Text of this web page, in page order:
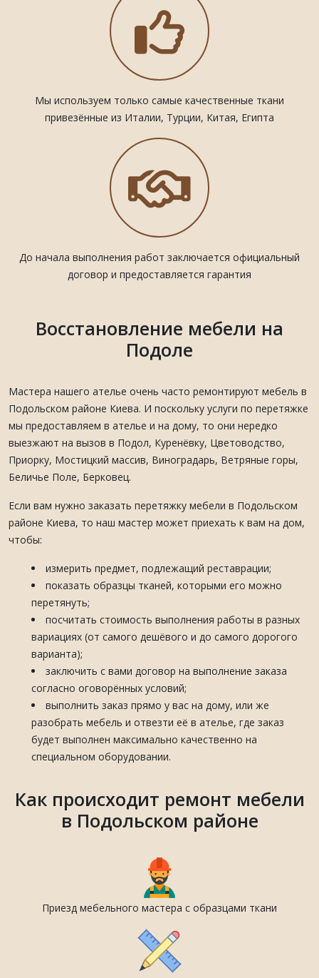
Мы используем только самые качественные ткани
привезённые из Италии, Турции, Китая, Египта
До начала выполнения работ заключается официальный
договор и предоставляется гарантия
Восстановление мебели на
Подоле
Мастера нашего ателье очень часто ремонтируют мебель в
Подольском районе Киева. И поскольку услуги по перетяжке
мы предоставляем в ателье и на дому, то они нередко
выезжают на вызов в Подол, Куренёвку, Цветоводство,
Приорку, Мостицкий массив, Виноградарь, Ветряные горы,
Беличье Поле, Берковец.
Если вам нужно заказать перетяжку мебели в Подольском
районе Киева, то наш мастер может приехать к вам на дом,
чтобы:
измерить предмет, подлежащий реставрации;
показать образцы тканей, которыми его можно
перетянуть;
посчитать стоимость выполнения работы в разных
вариациях (от самого дешёвого и до самого дорогого
варианта);
заключить с вами договор на выполнение заказа
согласно оговорённых условий;
выполнить заказ прямо у вас на дому, или же
разобрать мебель и отвезти её в ателье, где заказ
будет выполнен максимально качественно на
специальном оборудовании.
Как происходит ремонт мебели
в Подольском районе
Приезд мебельного мастера с образцами ткани